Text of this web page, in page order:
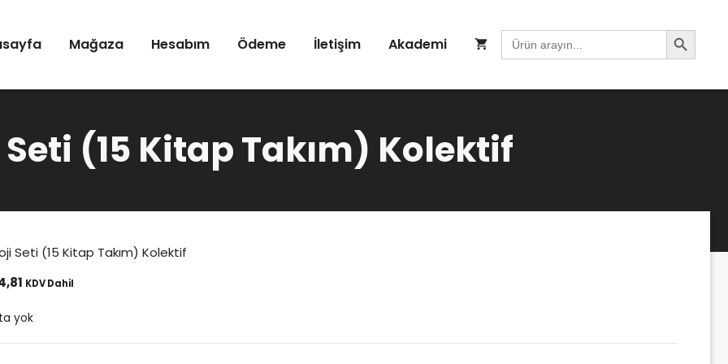
Mağaza Hesabım Ödeme İletişim Akademi Search
for:
Search Button
(15 Kitap Takım) Kolektif
Seti (15 Kitap Takım) Kolektif
KDV Dahil
yok